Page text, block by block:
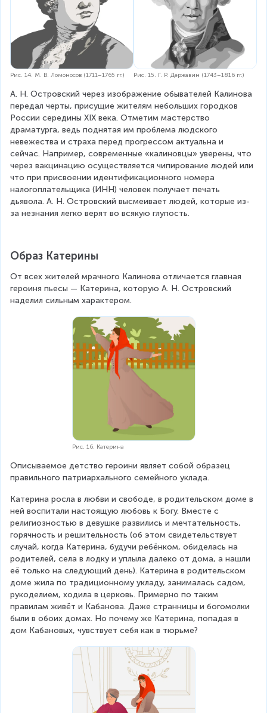
Рис. 14. М. В. Ломоносов (1711–1765 гг.) Рис. 15. Г. Р. Державин (1743–1816 гг.)
А. Н. Островский через изображение обывателей Калинова
передал черты, присущие жителям небольших городков
России середины XIX века. Отметим мастерство
драматурга, ведь поднятая им проблема людского
невежества и страха перед прогрессом актуальна и
сейчас. Например, современные «калиновцы» уверены, что
через вакцинацию осуществляется чипирование людей или
что при присвоении идентификационного номера
налогоплательщика (ИНН) человек получает печать
дьявола. А. Н. Островский высмеивает людей, которые из-
за незнания легко верят во всякую глупость.
Образ Катерины
От всех жителей мрачного Калинова отличается главная
героиня пьесы — Катерина, которую А. Н. Островский
наделил сильным характером.
Рис. 16. Катерина
Описываемое детство героини являет собой образец
правильного патриархального семейного уклада.
Катерина росла в любви и свободе, в родительском доме в
ней воспитали настоящую любовь к Богу. Вместе с
религиозностью в девушке развились и мечтательность,
горячность и решительность (об этом свидетельствует
случай, когда Катерина, будучи ребёнком, обиделась на
родителей, села в лодку и уплыла далеко от дома, а нашли
её только на следующий день). Катерина в родительском
доме жила по традиционному укладу, занималась садом,
рукоделием, ходила в церковь. Примерно по таким
правилам живёт и Кабанова. Даже странницы и богомолки
были в обоих домах. Но почему же Катерина, попадая в
дом Кабановых, чувствует себя как в тюрьме?